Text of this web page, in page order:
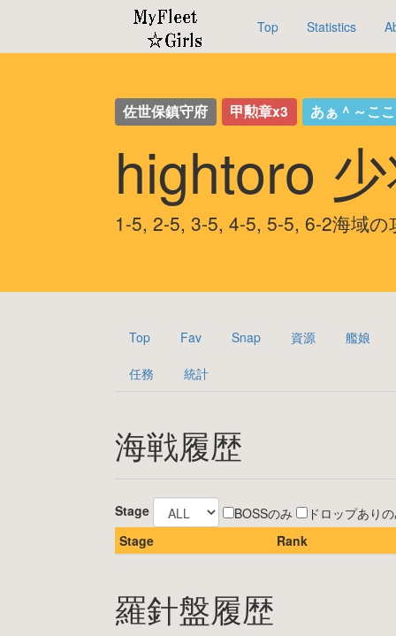
Top Statistics
佐世保鎮守府 甲勲章x3 あぁ＾～こ
hightoro
1-5, 2-5, 3-5, 4-5, 5-5, 6-2海域の
Top Fav Snap 資源 艦娘
任務 統計
海戦履歴
Stage BOSSのみ
ドロップあり
Stage
Rank
羅針盤履歴